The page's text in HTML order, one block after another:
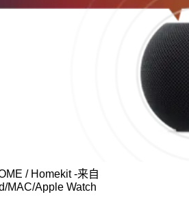
/ Homekit -来自
MAC/Apple Watch